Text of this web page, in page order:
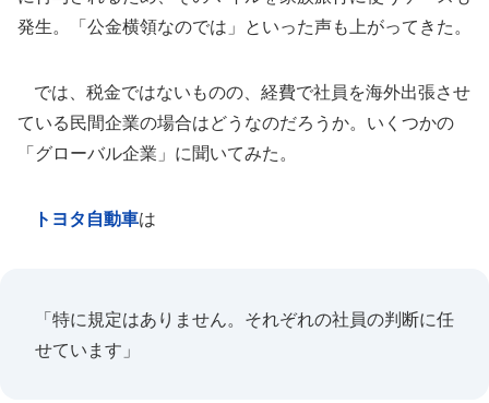
発生。「公金横領なのでは」といった声も上がってきた。
では、税金ではないものの、経費で社員を海外出張させ
ている民間企業の場合はどうなのだろうか。いくつかの
「グローバル企業」に聞いてみた。
トヨタ自動車は
「特に規定はありません。それぞれの社員の判断に任
せています」